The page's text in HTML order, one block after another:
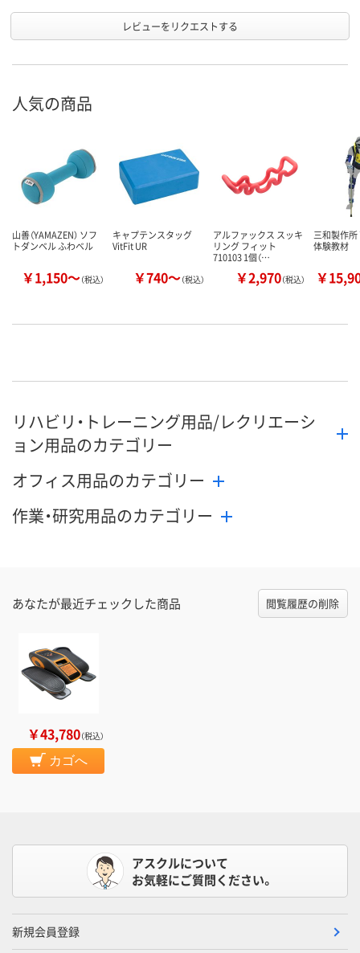
レビューをリクエストする
人気の商品
山善（YAMAZEN） ソフ
トダンベル ふわベル
￥1,150～（税込）
キャプテンスタッグ
VitFit UR
￥740～（税込）
アルファックス スッキ
リング フィット
710103 1個（…
￥2,970（税込）
三和製作
体験教材
￥
リハビリ・トレーニング用品/レクリエーシ
ョン用品のカテゴリー
オフィス用品のカテゴリー
作業・研究用品のカテゴリー
あなたが最近チェックした商品 閲覧履歴の削除
￥43,780（税込）
カゴへ
アスクルについて
お気軽にご質問ください。
新規会員登録